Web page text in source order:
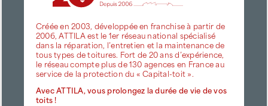
Créée en 2003, développée en franchise à partir de
2006, ATTILA est le 1er réseau national spécialisé
dans la réparation, l’entretien et la maintenance de
tous types de toitures. Fort de 20 ans d’expérience,
le réseau compte plus de 130 agences en France au
service de la protection du « Capital-toit ».
Avec ATTILA, vous prolongez la durée de vie de vos
toits !